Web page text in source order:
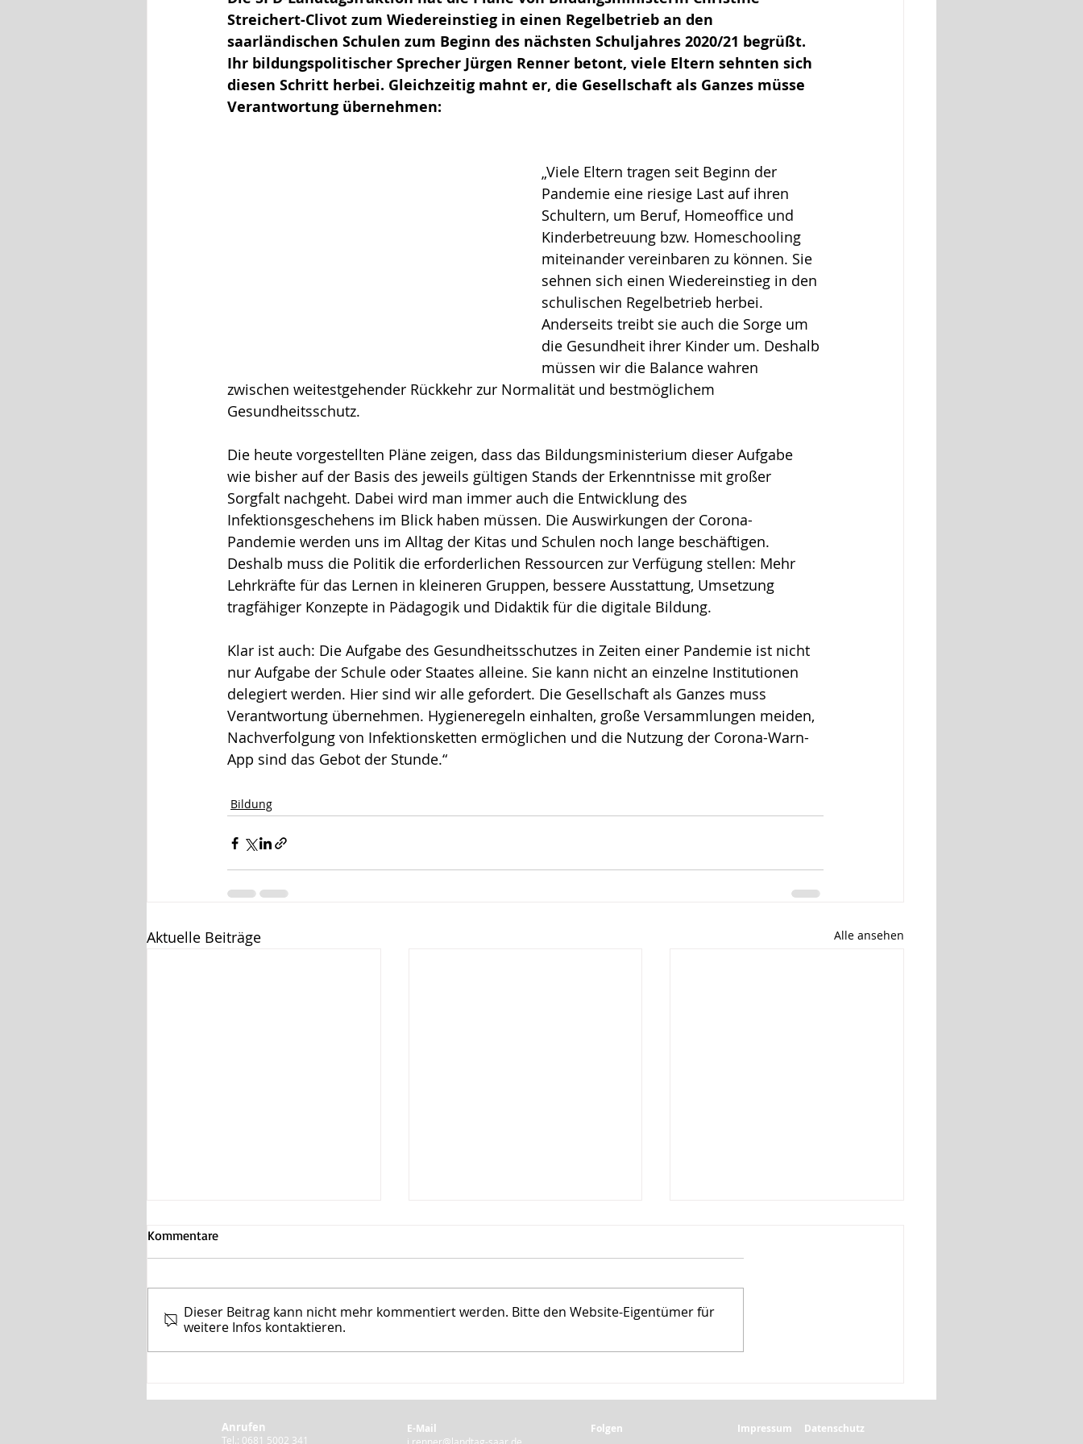
Streichert-Clivot zum Wiedereinstieg in einen Regelbetrieb an den
saarländischen Schulen zum Beginn des nächsten Schuljahres 2020/21 begrüßt.
Ihr bildungspolitischer Sprecher Jürgen Renner betont, viele Eltern sehnten sich
diesen Schritt herbei. Gleichzeitig mahnt er, die Gesellschaft als Ganzes müsse
Verantwortung übernehmen:
„Viele Eltern tragen seit Beginn der
Pandemie eine riesige Last auf ihren
Schultern, um Beruf, Homeoffice und
Kinderbetreuung bzw. Homeschooling
miteinander vereinbaren zu können. Sie
sehnen sich einen Wiedereinstieg in den
schulischen Regelbetrieb herbei.
Anderseits treibt sie auch die Sorge um
die Gesundheit ihrer Kinder um. Deshalb
müssen wir die Balance wahren
zwischen weitestgehender Rückkehr zur Normalität und bestmöglichem
Gesundheitsschutz.
Die heute vorgestellten Pläne zeigen, dass das Bildungsministerium dieser Aufgabe
wie bisher auf der Basis des jeweils gültigen Stands der Erkenntnisse mit großer
Sorgfalt nachgeht. Dabei wird man immer auch die Entwicklung des
Infektionsgeschehens im Blick haben müssen. Die Auswirkungen der Corona-
Pandemie werden uns im Alltag der Kitas und Schulen noch lange beschäftigen.
Deshalb muss die Politik die erforderlichen Ressourcen zur Verfügung stellen: Mehr
Lehrkräfte für das Lernen in kleineren Gruppen, bessere Ausstattung, Umsetzung
tragfähiger Konzepte in Pädagogik und Didaktik für die digitale Bildung.
Klar ist auch: Die Aufgabe des Gesundheitsschutzes in Zeiten einer Pandemie ist nicht
nur Aufgabe der Schule oder Staates alleine. Sie kann nicht an einzelne Institutionen
delegiert werden. Hier sind wir alle gefordert. Die Gesellschaft als Ganzes muss
Verantwortung übernehmen. Hygieneregeln einhalten, große Versammlungen meiden,
Nachverfolgung von Infektionsketten ermöglichen und die Nutzung der Corona-Warn-
App sind das Gebot der Stunde.“
Bildung
Aktuelle Beiträge Alle ansehen
Schulmitbestimmung für alle!
Kommentare
Dieser Beitrag kann nicht mehr kommentiert werden. Bitte den Website-Eigentümer für
weitere Infos kontaktieren.
Folgen
Anrufen
Tel.: 0681 5002 341
E-Mail Impressum Datenschutz